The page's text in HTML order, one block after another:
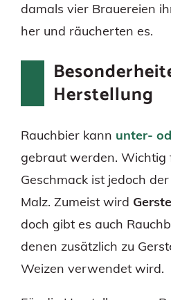
damals vier Brauereien
her und räucherten es.
Herstellung
Rauchbier kann unter-
gebraut werden. Wichtig
Geschmack ist jedoch
Malz. Zumeist wird
doch gibt es auch
denen zusätzlich zu
Weizen verwendet wird.